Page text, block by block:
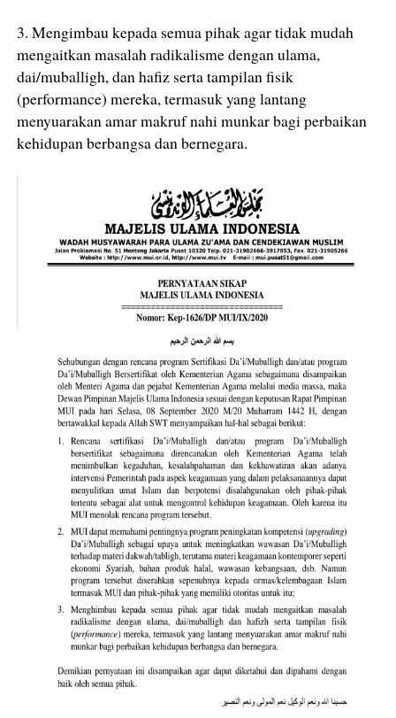
3. Mengimbau kepada semua pihak agar tidak mudah
mengaitkan masalah radikalisme dengan ulama,
dai/muballigh, dan hafiz serta tampilan fisik
(performance) mereka, termasuk yang lantang
menyuarakan amar makruf nahi munkar bagi perbaikan
kehidupan berbangsa dan bernegara.